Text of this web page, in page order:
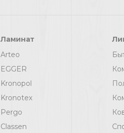
Ламинат
Arteo
EGGER
Kronopol
Kronotex
Pergo
Classen